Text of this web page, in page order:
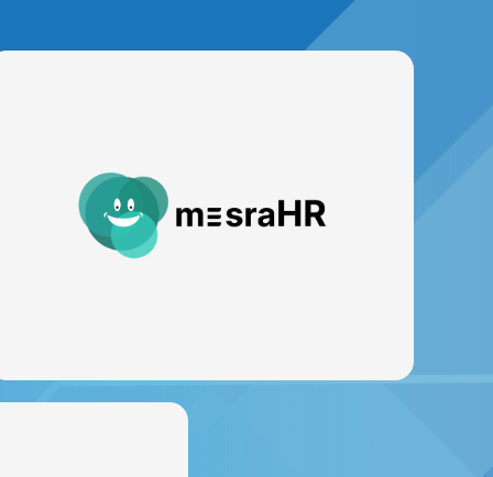
人事管理システム
シンプルで強力なスケーラブルシステムで人材を効率的に管